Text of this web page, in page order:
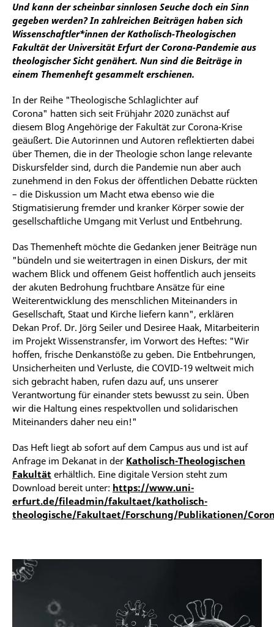
Und kann der scheinbar sinnlosen Seuche doch ein Sinn
gegeben werden? In zahlreichen Beiträgen haben sich
Wissenschaftler*innen der Katholisch-Theologischen
Fakultät der Universität Erfurt der Corona-Pandemie aus
theologischer Sicht genähert. Nun sind die Beiträge in
einem Themenheft gesammelt erschienen.
In der Reihe "Theologische Schlaglichter auf
Corona" hatten sich seit Frühjahr 2020 zunächst auf
diesem Blog Angehörige der Fakultät zur Corona-Krise
geäußert. Die Autorinnen und Autoren reflektierten dabei
über Themen, die in der Theologie schon lange relevante
Diskursfelder sind, durch die Pandemie nun aber auch
zunehmend in den Fokus der öffentlichen Debatte rückten
– die Diskussion um Macht etwa ebenso wie die
Stigmatisierung fremder und kranker Körper sowie der
gesellschaftliche Umgang mit Verlust und Entbehrung.
Das Themenheft möchte die Gedanken jener Beiträge nun
"bündeln und sie weitertragen in einen Diskurs, der mit
wachem Blick und offenem Geist hoffentlich auch jenseits
der akuten Bedrohung fruchtbare Ansätze für eine
Weiterentwicklung des menschlichen Miteinanders in
Gesellschaft, Staat und Kirche liefern kann", erklären
Dekan Prof. Dr. Jörg Seiler und Desiree Haak, Mitarbeiterin
im Projekt Wissenstransfer, im Vorwort des Heftes: "Wir
hoffen, frische Denkanstöße zu geben. Die Entbehrungen,
Unsicherheiten und Verluste, die COVID-19 weltweit mich
sich gebracht haben, rufen dazu auf, uns unserer
Verantwortung für einander stets bewusst zu sein. Üben
wir die Haltung eines respektvollen und solidarischen
Miteinanders daher neu ein!"
Das Heft liegt ab sofort auf dem Campus aus und ist auf
Anfrage im Dekanat in der Katholisch-Theologischen
Fakultät erhältlich. Eine digitale Version steht zum
Download bereit unter: https://www.uni-
erfurt.de/fileadmin/fakultaet/katholisch-
theologische/Fakultaet/Forschung/Publikationen/